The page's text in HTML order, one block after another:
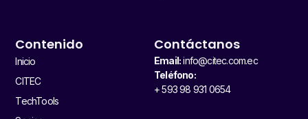
Contenido
Inicio
CITEC
TechTools
Contáctanos
Email:info@citec.com.ec
Teléfono:
+ 593 98 931 0654